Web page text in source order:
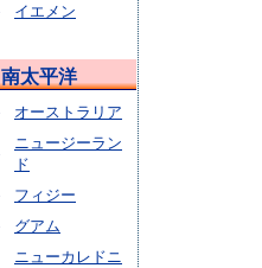
イエメン
南太平洋
オーストラリア
ニュージーラン
ド
フィジー
グアム
ニューカレドニ